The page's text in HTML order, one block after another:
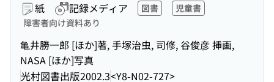
紙 記録メディア 図書
児童書
障害者向け資料あり
亀井勝一郎 [ほか]著, 手塚治虫, 司修, 谷俊彦 挿画,
NASA [ほか]写真
光村図書出版2002.3<Y8-N02-727>